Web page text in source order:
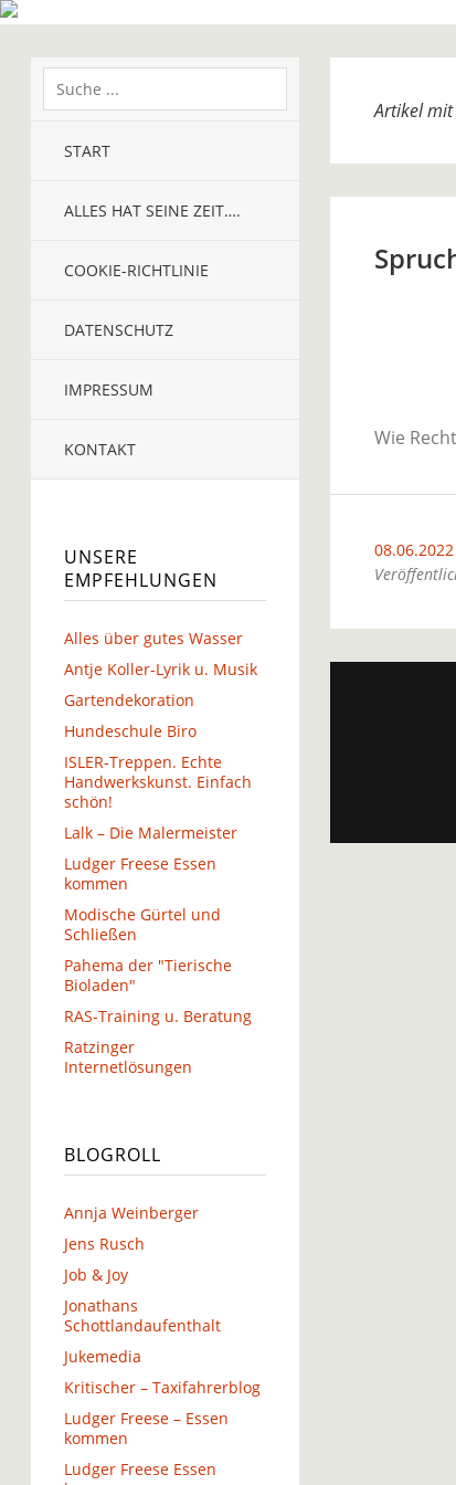
START
ALLES HAT SEINE ZEIT….
COOKIE-RICHTLINIE
DATENSCHUTZ
IMPRESSUM
KONTAKT
UNSERE
EMPFEHLUNGEN
Alles über gutes Wasser
Antje Koller-Lyrik u. Musik
Gartendekoration
Hundeschule Biro
ISLER-Treppen. Echte
Handwerkskunst. Einfach
schön!
Lalk – Die Malermeister
Ludger Freese Essen
kommen
Modische Gürtel und
Schließen
Pahema der "Tierische
Bioladen"
RAS-Training u. Beratung
Ratzinger
Internetlösungen
BLOGROLL
Annja Weinberger
Jens Rusch
Job & Joy
Jonathans
Schottlandaufenthalt
Jukemedia
Kritischer – Taxifahrerblog
Ludger Freese – Essen
kommen
Ludger Freese Essen
Artikel
Wie
08.06.2022